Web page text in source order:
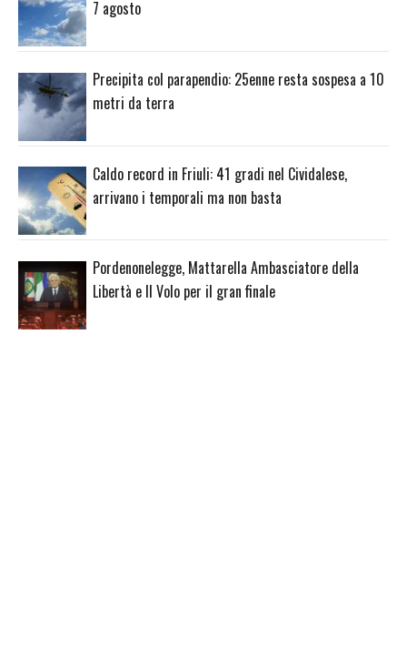
7 agosto
Precipita col parapendio: 25enne resta sospesa a 10
metri da terra
Caldo record in Friuli: 41 gradi nel Cividalese,
arrivano i temporali ma non basta
Pordenonelegge, Mattarella Ambasciatore della
Libertà e Il Volo per il gran finale